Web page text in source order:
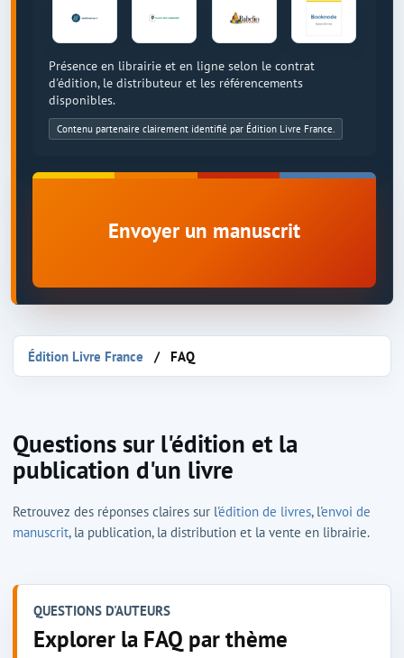
Présence en librairie et en ligne selon le contrat
d'édition, le distributeur et les référencements
disponibles.
Contenu partenaire clairement identifié par Édition Livre France.
Envoyer un manuscrit
Édition Livre France FAQ
Questions sur l'édition et la
publication d'un livre
Retrouvez des réponses claires sur l'édition de livres, l'envoi de
manuscrit, la publication, la distribution et la vente en librairie.
QUESTIONS D'AUTEURS
Explorer la FAQ par thème